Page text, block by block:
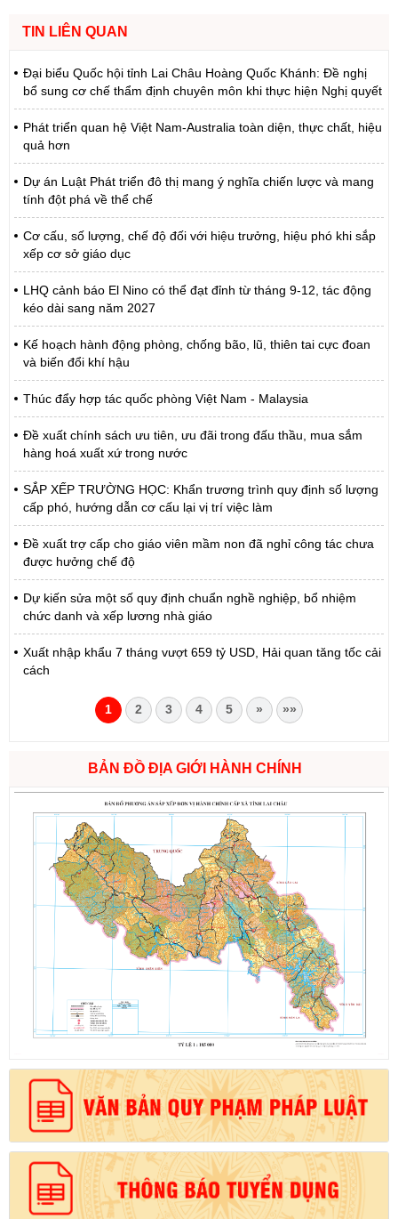
TIN LIÊN QUAN
Đại biểu Quốc hội tỉnh Lai Châu Hoàng Quốc Khánh: Đề nghị
bổ sung cơ chế thẩm định chuyên môn khi thực hiện Nghị quyết
Phát triển quan hệ Việt Nam-Australia toàn diện, thực chất, hiệu
quả hơn
Dự án Luật Phát triển đô thị mang ý nghĩa chiến lược và mang
tính đột phá về thể chế
Cơ cấu, số lượng, chế độ đối với hiệu trưởng, hiệu phó khi sắp
xếp cơ sở giáo dục
LHQ cảnh báo El Nino có thể đạt đỉnh từ tháng 9-12, tác động
kéo dài sang năm 2027
Kế hoạch hành động phòng, chống bão, lũ, thiên tai cực đoan
và biến đổi khí hậu
Thúc đẩy hợp tác quốc phòng Việt Nam - Malaysia
Đề xuất chính sách ưu tiên, ưu đãi trong đấu thầu, mua sắm
hàng hoá xuất xứ trong nước
SẮP XẾP TRƯỜNG HỌC: Khẩn trương trình quy định số lượng
cấp phó, hướng dẫn cơ cấu lại vị trí việc làm
Đề xuất trợ cấp cho giáo viên mầm non đã nghỉ công tác chưa
được hưởng chế độ
Dự kiến sửa một số quy định chuẩn nghề nghiệp, bổ nhiệm
chức danh và xếp lương nhà giáo
Xuất nhập khẩu 7 tháng vượt 659 tỷ USD, Hải quan tăng tốc cải
cách
1 2 3 4 5 » »»
BẢN ĐỒ ĐỊA GIỚI HÀNH CHÍNH